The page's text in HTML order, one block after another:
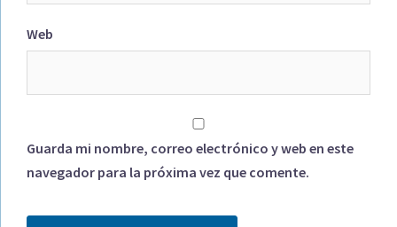
Web
Guarda mi nombre, correo electrónico y web en este
navegador para la próxima vez que comente.